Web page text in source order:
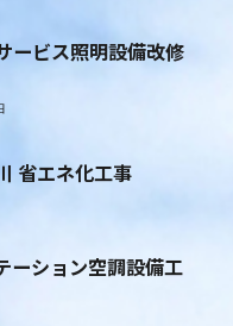
ービス照明設備改修
省エネ化工事
ーション空調設備工